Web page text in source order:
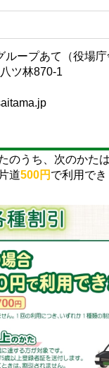
プあて（役場庁
林870-1
うち、次のかた
道500円 で利用で